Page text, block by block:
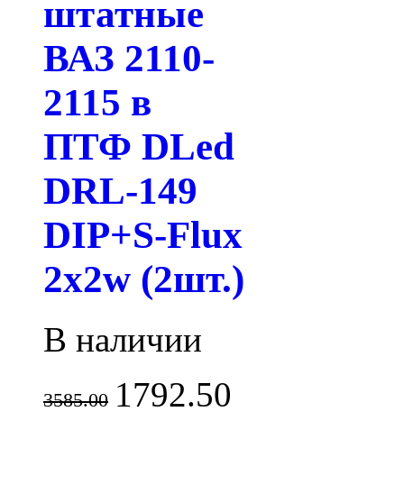
штатные
ВАЗ 2110-
2115 в
ПТФ DLed
DRL-149
DIP+S-Flux
2x2w (2шт.)
В наличии
3585.00 1792.50